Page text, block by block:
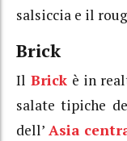
salsiccia e il
Brick
Il Brick è in
salate tipiche
dell’Asia